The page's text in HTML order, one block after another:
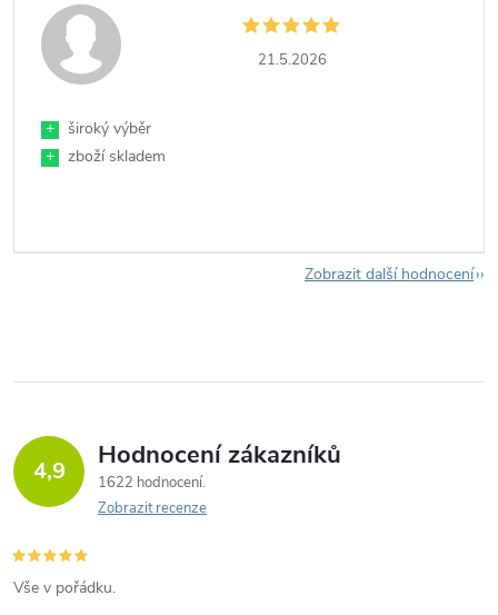
21.5.2026
+
široký výběr
+
zboží skladem
Zobrazit další hodnocení
4,9 Hodnocení zákazníků
1622 hodnocení
Zobrazit recenze
Vše v pořádku.